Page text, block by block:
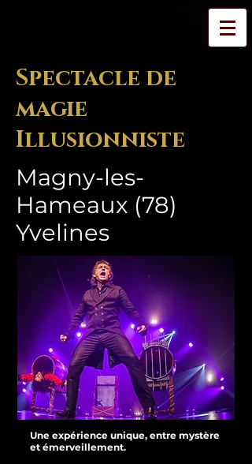
Spectacle de
magie
Illusionniste
Magny-les-
Hameaux (78)
Yvelines
Une expérience unique, entre mystère
et émerveillement.